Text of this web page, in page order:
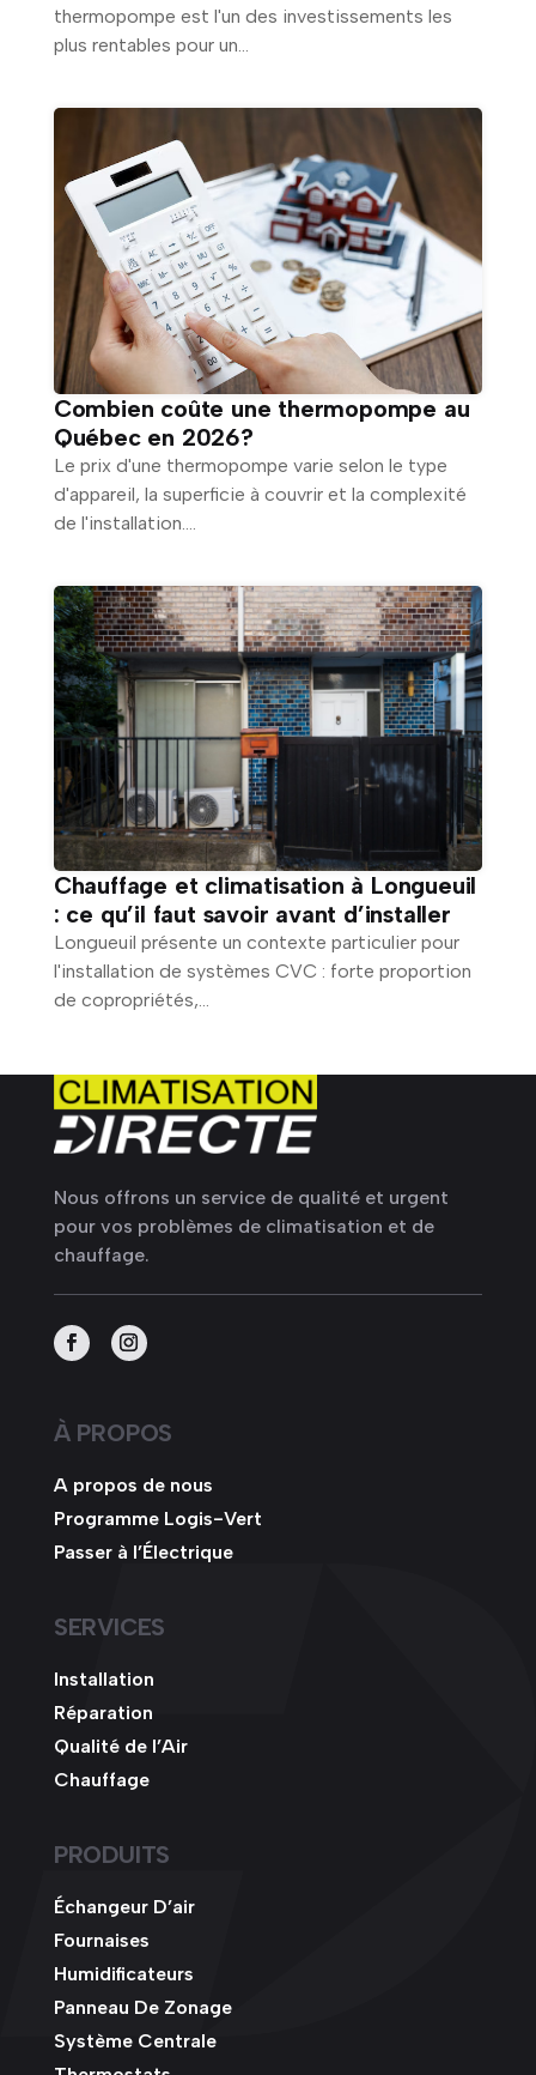
thermopompe est l'un des investissements les
plus rentables pour un...
Combien coûte une thermopompe au
Québec en 2026?
Le prix d'une thermopompe varie selon le type
d'appareil, la superficie à couvrir et la complexité
de l'installation....
Chauffage et climatisation à Longueuil
: ce qu’il faut savoir avant d’installer
Longueuil présente un contexte particulier pour
l'installation de systèmes CVC : forte proportion
de copropriétés,...
Nous offrons un service de qualité et urgent
pour vos problèmes de climatisation et de
chauffage.
À PROPOS
A propos de nous
Programme Logis-Vert
Passer à l’Électrique
SERVICES
Installation
Réparation
Qualité de l’Air
Chauffage
PRODUITS
Échangeur D’air
Fournaises
Humidificateurs
Panneau De Zonage
Système Centrale